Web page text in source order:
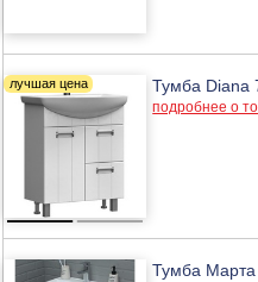
Тумба Diana
подробнее о
Тумба Марта